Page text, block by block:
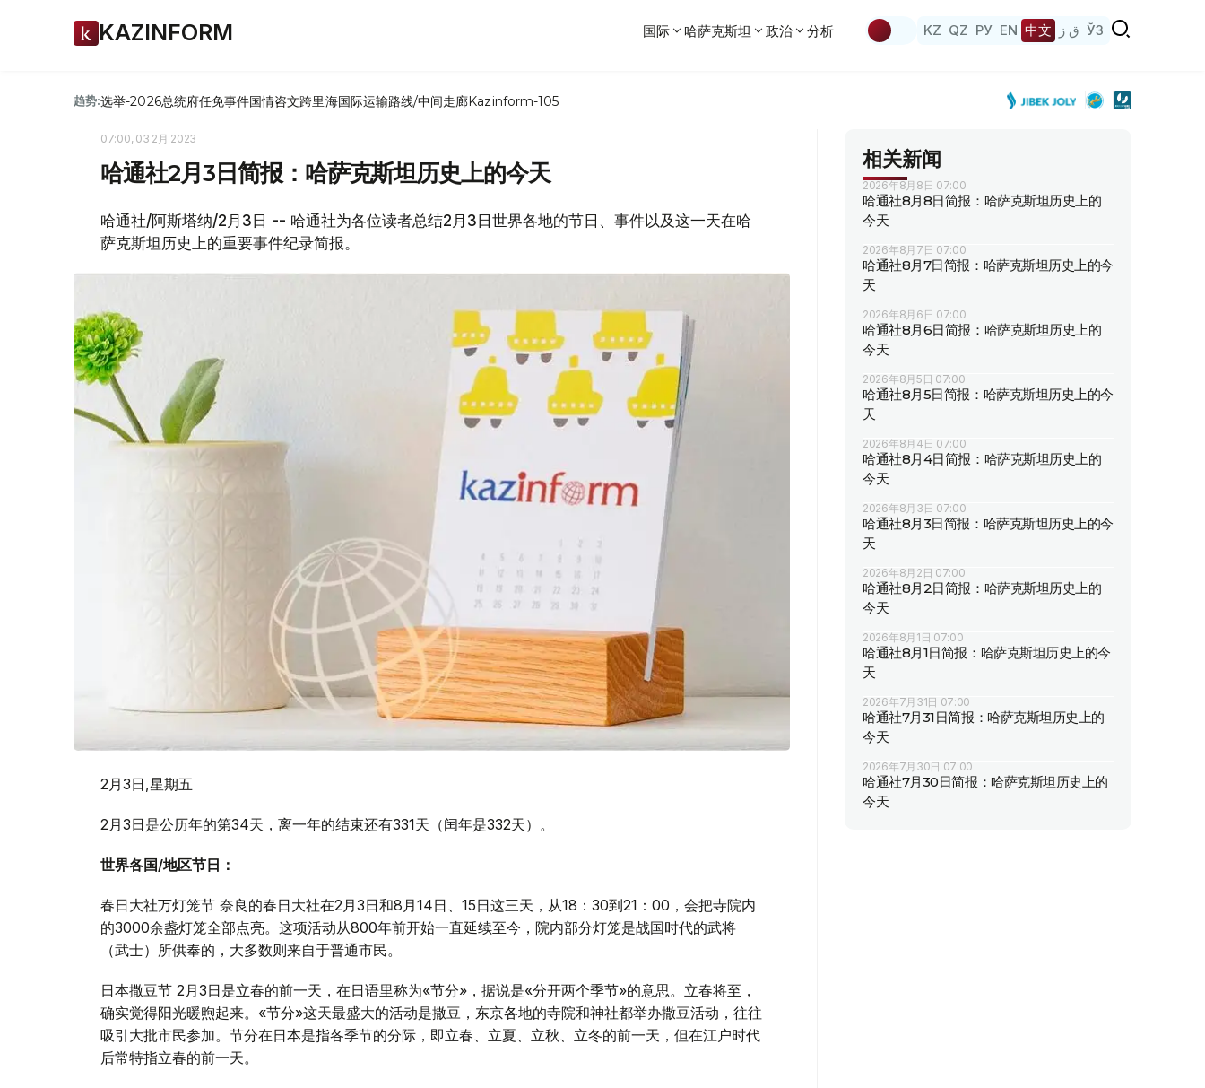
KAZINFORM 国际 哈萨克斯坦 政治 分析 KZ QZ РУ EN 中文 ق ز ЎЗ
趋势:选举-2026总统府任免事件国情咨文跨里海国际运输路线/中间走廊Kazinform-105
07:00, 03 2月 2023
哈通社2月3日简报：哈萨克斯坦历史上的今天
哈通社/阿斯塔纳/2月3日 -- 哈通社为各位读者总结2月3日世界各地的节日、事件以及这一天在哈
萨克斯坦历史上的重要事件纪录简报。
2月3日,星期五
2月3日是公历年的第34天，离一年的结束还有331天（闰年是332天）。
世界各国/地区节日：
春日大社万灯笼节 奈良的春日大社在2月3日和8月14日、15日这三天，从18：30到21：00，会把寺院内
的3000余盏灯笼全部点亮。这项活动从800年前开始一直延续至今，院内部分灯笼是战国时代的武将
（武士）所供奉的，大多数则来自于普通市民。
日本撒豆节 2月3日是立春的前一天，在日语里称为«节分»，据说是«分开两个季节»的意思。立春将至，
确实觉得阳光暖煦起来。«节分»这天最盛大的活动是撒豆，东京各地的寺院和神社都举办撒豆活动，往往
吸引大批市民参加。节分在日本是指各季节的分际，即立春、立夏、立秋、立冬的前一天，但在江户时代
后常特指立春的前一天。
相关新闻
2026年8月8日 07:00
哈通社8月8日简报：哈萨克斯坦历史上的
今天
2026年8月7日 07:00
哈通社8月7日简报：哈萨克斯坦历史上的今
天
2026年8月6日 07:00
哈通社8月6日简报：哈萨克斯坦历史上的
今天
2026年8月5日 07:00
哈通社8月5日简报：哈萨克斯坦历史上的今
天
2026年8月4日 07:00
哈通社8月4日简报：哈萨克斯坦历史上的
今天
2026年8月3日 07:00
哈通社8月3日简报：哈萨克斯坦历史上的今
天
2026年8月2日 07:00
哈通社8月2日简报：哈萨克斯坦历史上的
今天
2026年8月1日 07:00
哈通社8月1日简报：哈萨克斯坦历史上的今
天
2026年7月31日 07:00
哈通社7月31日简报：哈萨克斯坦历史上的
今天
2026年7月30日 07:00
哈通社7月30日简报：哈萨克斯坦历史上的
今天